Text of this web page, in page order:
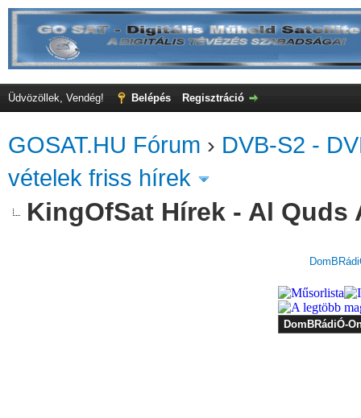
Üdvözöllek, Vendég! Belépés Regisztráció
GOSAT.HU Fórum › DVB-S2 -
vételek friss hírek
KingOfSat Hírek - Al Quds